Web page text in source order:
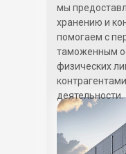
мы
хранению и
помогаем с
таможенным
физических
деятельности.